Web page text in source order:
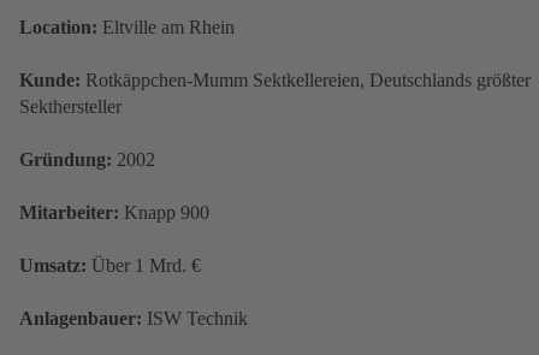
Location: Eltville am Rhein
Kunde: Rotkäppchen-Mumm Sektkellereien, Deutschlands größter
Sekthersteller
Gründung: 2002
Mitarbeiter: Knapp 900
Umsatz: Über 1 Mrd. €
Anlagenbauer: ISW Technik